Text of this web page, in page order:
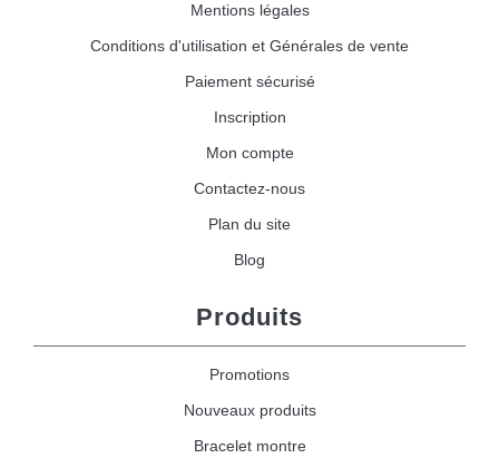
Mentions légales
Conditions d'utilisation et Générales de vente
Paiement sécurisé
Inscription
Mon compte
Contactez-nous
Plan du site
Blog
Produits
Promotions
Nouveaux produits
Bracelet montre